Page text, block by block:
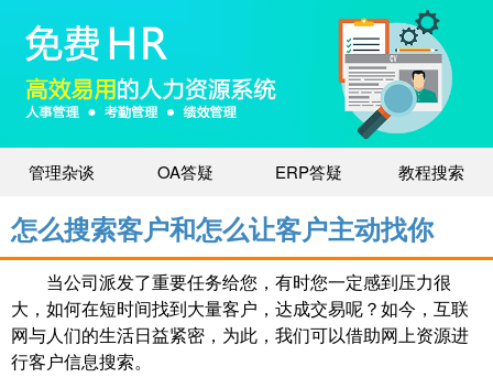
管理杂谈 OA答疑 ERP答疑 教程搜索
怎么搜索客户和怎么让客户主动找你
当公司派发了重要任务给您，有时您一定感到压力很
大，如何在短时间找到大量客户，达成交易呢？如今，互联
网与人们的生活日益紧密，为此，我们可以借助网上资源进
行客户信息搜索。